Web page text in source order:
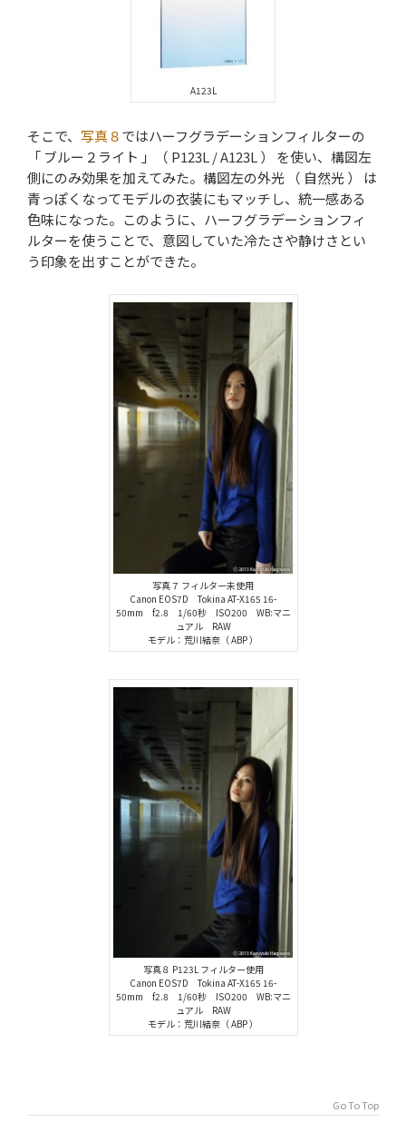
A123L
そこで、 写真８ではハーフグラデーションフィルターの
「 ブルー２ライト 」（ P123L / A123L ） を使い、構図左
側にのみ効果を加えてみた。構図左の外光 （ 自然光 ） は
青っぽくなってモデルの衣装にもマッチし、統一感ある
色味になった。このように、ハーフグラデーションフィ
ルターを使うことで、意図していた冷たさや静けさとい
う印象を出すことができた。
写真７ フィルター未使用
Canon EOS7D Tokina AT-X165 16-
50mm f2.8 1/60秒 ISO200 WB:マニ
ュアル RAW
モデル：荒川結奈（ ABP ）
写真８ P123L フィルター使用
Canon EOS7D Tokina AT-X165 16-
50mm f2.8 1/60秒 ISO200 WB:マニ
ュアル RAW
モデル：荒川結奈（ ABP ）
Go To Top